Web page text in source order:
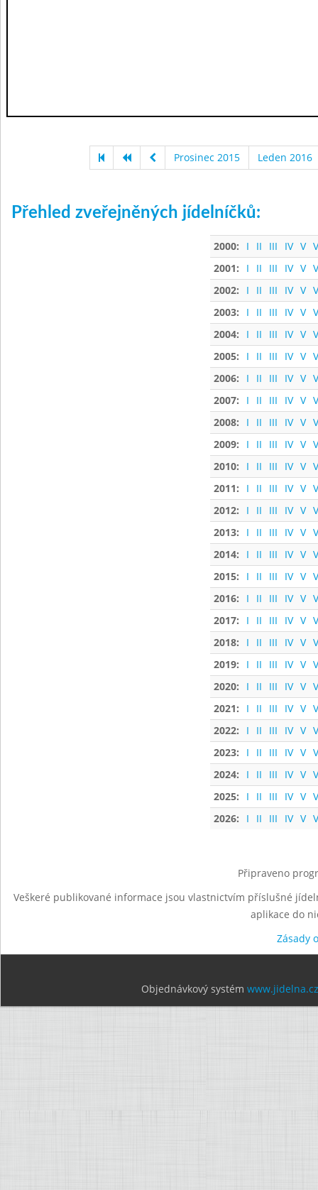
Prosinec 2015 Leden 2016
Přehled zveřejněných jídelníčků:
2000: I II III IV V
2001:
I II III IV V
2002:
I II III IV V
2003:
I II III IV V
2004:
I II III IV V
2005:
I II III IV V
2006:
I II III IV V
2007:
I II III IV V
2008:
I II III IV V
2009:
I II III IV V
2010:
I II III IV V
2011:
I II III IV V
2012:
I II III IV V
2013:
I II III IV V
2014:
I II III IV V
2015:
I II III IV V
2016:
I II III IV V
2017:
I II III IV V
2018:
I II III IV V
2019:
I II III IV V
2020:
I II III IV V
2021:
I II III IV V
2022:
I II III IV V
2023:
I II III IV V
2024:
I II III IV V
2025:
I II III IV V
2026:
I II III IV V
Připraveno
Veškeré publikované informace jsou vlastnictvím příslušné
aplikace do
Zásady
Objednávkový systém www.jidelna.cz